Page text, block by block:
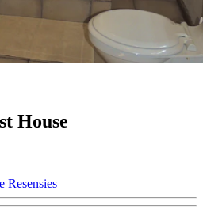
House
Resensies